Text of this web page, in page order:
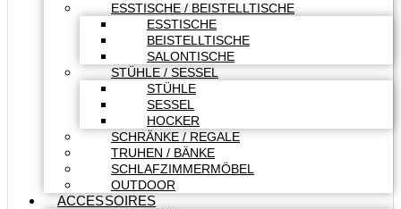
ESSTISCHE / BEISTELLTISCHE
ESSTISCHE
BEISTELLTISCHE
SALONTISCHE
STÜHLE / SESSEL
STÜHLE
SESSEL
HOCKER
SCHRÄNKE / REGALE
TRUHEN / BÄNKE
SCHLAFZIMMERMÖBEL
OUTDOOR
ACCESSOIRES